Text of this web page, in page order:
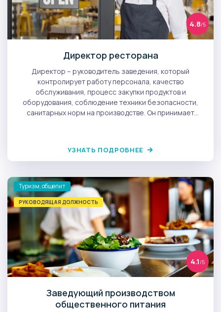
4.8/5
Директор ресторана
Директор – руководитель заведения, который
контролирует работу персонала, качество
обслуживания, процесс закупки продуктов и
оборудования, соблюдение техники безопасности,
санитарных норм на производстве. Он принимает
УЗНАТЬ ПОДРОБНЕЕ
Туризм, общепит
РУКОВОДЯЩАЯ ДОЛЖНОСТЬ
4.1 /5
Заведующий производством
общественного питания